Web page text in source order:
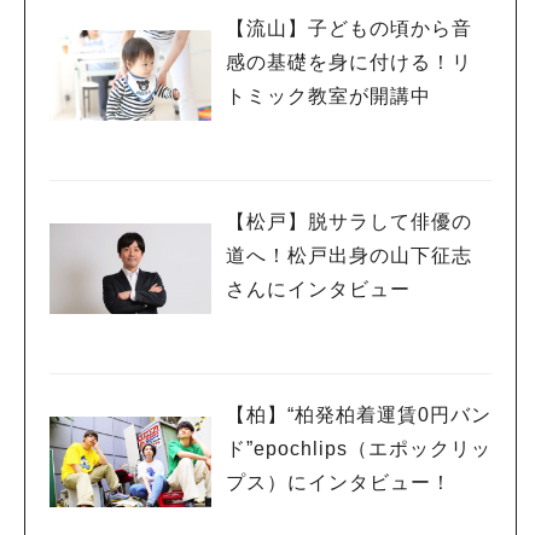
【流山】子どもの頃から音
感の基礎を身に付ける！リ
トミック教室が開講中
【松戸】脱サラして俳優の
道へ！松戸出身の山下征志
さんにインタビュー
【柏】“柏発柏着運賃0円バン
ド”epochlips（エポックリッ
プス）にインタビュー！